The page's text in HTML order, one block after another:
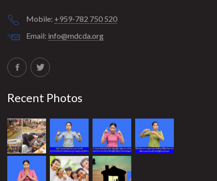
Mobile: +959-782 750 520
Email: info@mdcda.org
Recent Photos